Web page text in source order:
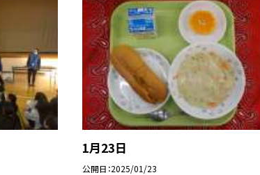
1月23日
公開日 2025/01/23